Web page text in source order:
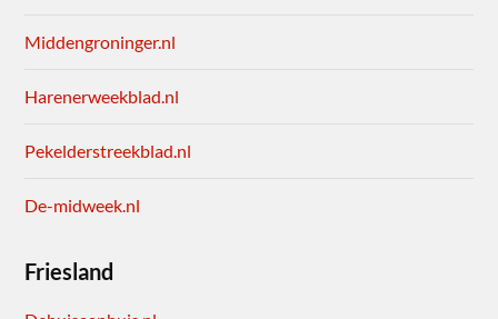
Middengroninger.nl
Harenerweekblad.nl
Pekelderstreekblad.nl
De-midweek.nl
Friesland